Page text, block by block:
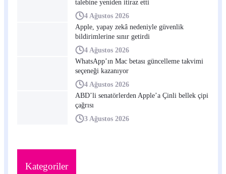
talebine yeniden itiraz etti
4 Ağustos 2026
Apple, yapay zekâ nedeniyle güvenlik
bildirimlerine sınır getirdi
4 Ağustos 2026
WhatsApp’ın Mac betası güncelleme takvimi
seçeneği kazanıyor
4 Ağustos 2026
ABD’li senatörlerden Apple’a Çinli bellek çipi
çağrısı
3 Ağustos 2026
Kategoriler